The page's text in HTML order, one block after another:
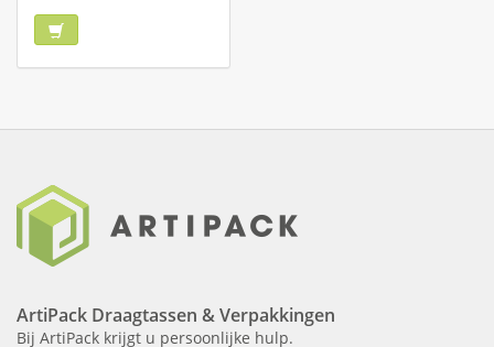
ArtiPack Draagtassen & Verpakkingen
Bij ArtiPack krijgt u persoonlijke hulp.